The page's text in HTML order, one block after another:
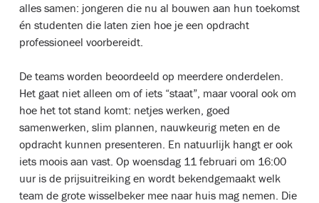
alles samen: jongeren die nu al bouwen aan hun toekomst
én studenten die laten zien hoe je een opdracht
professioneel voorbereidt.
De teams worden beoordeeld op meerdere onderdelen.
Het gaat niet alleen om of iets “staat”, maar vooral ook om
hoe het tot stand komt: netjes werken, goed
samenwerken, slim plannen, nauwkeurig meten en de
opdracht kunnen presenteren. En natuurlijk hangt er ook
iets moois aan vast. Op woensdag 11 februari om 16:00
uur is de prijsuitreiking en wordt bekendgemaakt welk
team de grote wisselbeker mee naar huis mag nemen. Die